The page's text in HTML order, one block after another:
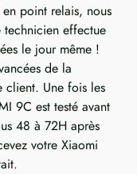
point relais, nous
technicien effectue
le jour même !
de la
client. Une fois les
9C est testé avant
48 à 72H après
votre Xiaomi